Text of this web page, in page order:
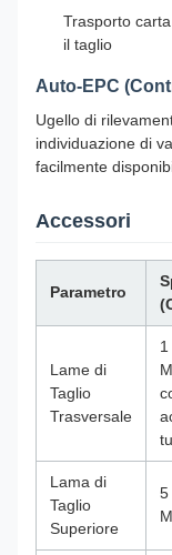
Trasporto
il taglio
Auto-EPC
Ugello di
individuazione di
facilmente
Accessori
Parametro
Lame di
Taglio
Trasversale
Lama di
Taglio
Superiore
5